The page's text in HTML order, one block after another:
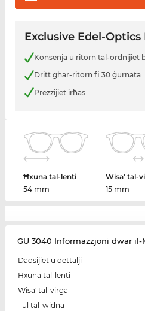
Exclusive Edel-
Konsenja u ritorn tal-ordnijiet
Dritt għar-ritorn fi 30 ġurnata
Prezzijiet irħas
Ħxuna tal-lenti
54 mm
Wisa' tal-
15 mm
GU 3040 Informazzjoni dwar il-
Daqsijiet u dettalji
Ħxuna tal-lenti
Wisa' tal-virga
Tul tal-widna